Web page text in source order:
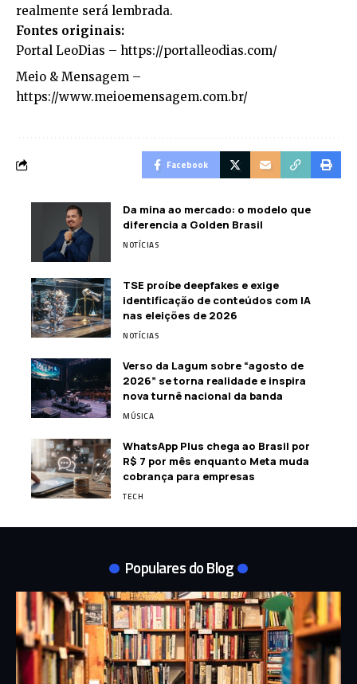
realmente será lembrada.
Fontes originais:
Portal LeoDias – https://portalleodias.com/
Meio & Mensagem –
https://www.meioemensagem.com.br/
Facebook
Da mina ao mercado: o modelo que
diferencia a Golden Brasil
NOTÍCIAS
TSE proíbe deepfakes e exige
identificação de conteúdos com IA
nas eleições de 2026
NOTÍCIAS
Verso da Lagum sobre “agosto de
2026” se torna realidade e inspira
nova turnê nacional da banda
MÚSICA
WhatsApp Plus chega ao Brasil por
R$ 7 por mês enquanto Meta muda
cobrança para empresas
TECH
Populares do Blog